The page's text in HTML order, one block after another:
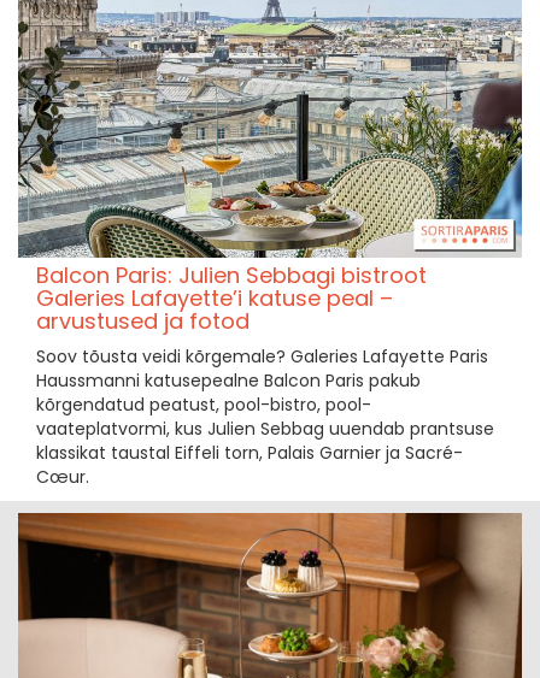
Balcon Paris: Julien Sebbagi bistroot
Galeries Lafayette’i katuse peal –
arvustused ja fotod
Soov tõusta veidi kõrgemale? Galeries Lafayette Paris
Haussmanni katusepealne Balcon Paris pakub
kõrgendatud peatust, pool-bistro, pool-
vaateplatvormi, kus Julien Sebbag uuendab prantsuse
klassikat taustal Eiffeli torn, Palais Garnier ja Sacré-
Cœur.